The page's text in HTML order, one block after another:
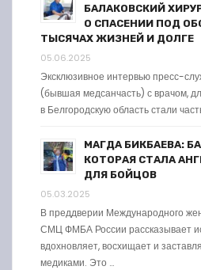
БАЛАКОВСКИЙ
О СПАСЕНИИ ПОД
ТЫСЯЧАХ ЖИЗНЕЙ И ДОЛГЕ
05.06.2025
Эксклюзивное интервью пресс-
(бывшая медсанчасть) с врачом,
в Белгородскую область стали
МАГДА БИКБАЕВА:
КОТОРАЯ СТАЛА
ДЛЯ БОЙЦОВ
05.03.2025
В преддверии Международного
СМЦ ФМБА России рассказывает
вдохновляет, восхищает и
медиками. Это …